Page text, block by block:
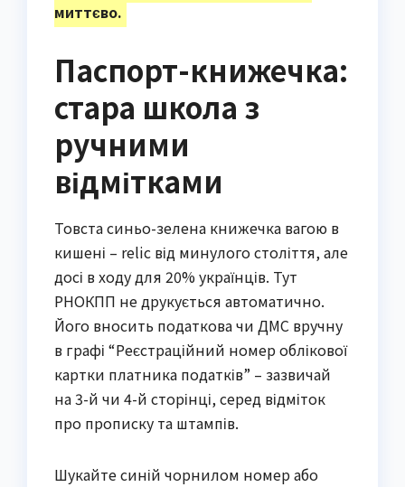
миттєво.
Паспорт-книжечка:
стара школа з
ручними
відмітками
Товста синьо-зелена книжечка вагою в
кишені – relic від минулого століття, але
досі в ходу для 20% українців. Тут
РНОКПП не друкується автоматично.
Його вносить податкова чи ДМС вручну
в графі “Реєстраційний номер облікової
картки платника податків” – зазвичай
на 3-й чи 4-й сторінці, серед відміток
про прописку та штампів.
Шукайте синій чорнилом номер або